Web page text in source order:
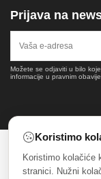
Prijava na
Možete se odjaviti u bilo
informacije u pravnim
Koristimo
Koristimo kolačiće
stranici. Nužni
SALONI